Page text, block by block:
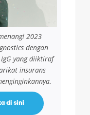
2023
dengan
yang diiktiraf
insurans
di sini